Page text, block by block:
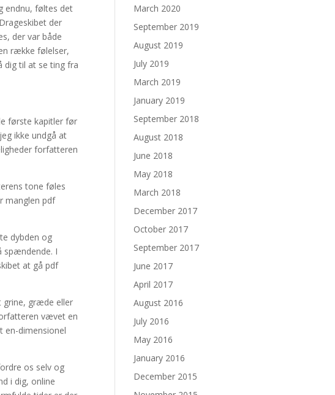
endnu, føltes det
der
der var både
række følelser,
dig til at se ting fra
første kapitler før
ikke undgå at
forfatteren
tone føles
manglen pdf
dybden og
spændende. I
at gå pdf
grine, græde eller
vævet en
en-dimensionel
os selv og
i dig, online
March 2020
September 2019
August 2019
July 2019
March 2019
January 2019
September 2018
August 2018
June 2018
May 2018
March 2018
December 2017
October 2017
September 2017
June 2017
April 2017
August 2016
July 2016
May 2016
January 2016
December 2015